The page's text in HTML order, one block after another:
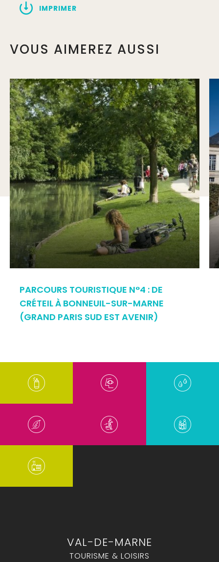
IMPRIMER
VOUS AIMEREZ AUSSI
PARCOURS TOURISTIQUE N°4 : DE
CRÉTEIL À BONNEUIL-SUR-MARNE
(GRAND PARIS SUD EST AVENIR)
VAL-DE-MARNE
TOURISME & LOISIRS